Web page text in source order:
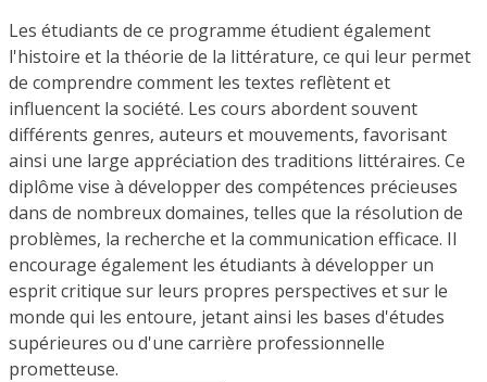
Les étudiants de ce programme étudient également
l'histoire et la théorie de la littérature, ce qui leur permet
de comprendre comment les textes reflètent et
influencent la société. Les cours abordent souvent
différents genres, auteurs et mouvements, favorisant
ainsi une large appréciation des traditions littéraires. Ce
diplôme vise à développer des compétences précieuses
dans de nombreux domaines, telles que la résolution de
problèmes, la recherche et la communication efficace. Il
encourage également les étudiants à développer un
esprit critique sur leurs propres perspectives et sur le
monde qui les entoure, jetant ainsi les bases d'études
supérieures ou d'une carrière professionnelle
prometteuse.